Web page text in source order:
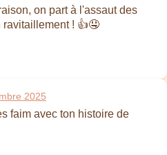
on part à l'assaut des
! 👍🤤
2025
faim avec ton histoire de